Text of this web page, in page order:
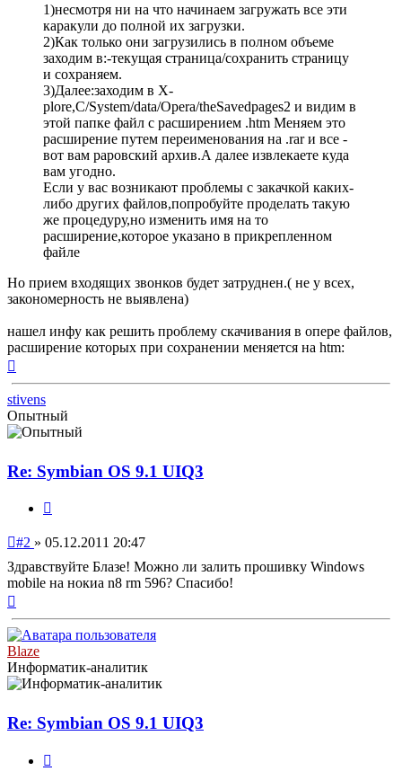
1)несмотря ни на что начинаем загружать все эти
каракули до полной их загрузки.
2)Как только они загрузились в полном объеме
заходим в:-текущая страница/сохранить страницу
и сохраняем.
3)Далее:заходим в X-
plore,C/System/data/Opera/theSavedpages2 и видим в
этой папке файл с расширением .htm Меняем это
расширение путем переименования на .rar и все -
вот вам раровский архив.А далее извлекаете куда
вам угодно.
Если у вас возникают проблемы с закачкой каких-
либо других файлов,попробуйте проделать такую
же процедуру,но изменить имя на то
расширение,которое указано в прикрепленном
файле
Но прием входящих звонков будет затруднен.( не у всех,
закономерность не выявлена)
нашел инфу как решить проблему скачивания в опере файлов,
расширение которых при сохранении меняется на htm:
началу
stivens
Опытный
Re: Symbian OS 9.1 UIQ3
Непрочитанное
#2 » 05.12.2011 20:47
Здравствуйте Блазе! Можно ли залить прошивку Windows
mobile на нокиа n8 rm 596? Спасибо!
началу
Blaze
Информатик-аналитик
Re: Symbian OS 9.1 UIQ3